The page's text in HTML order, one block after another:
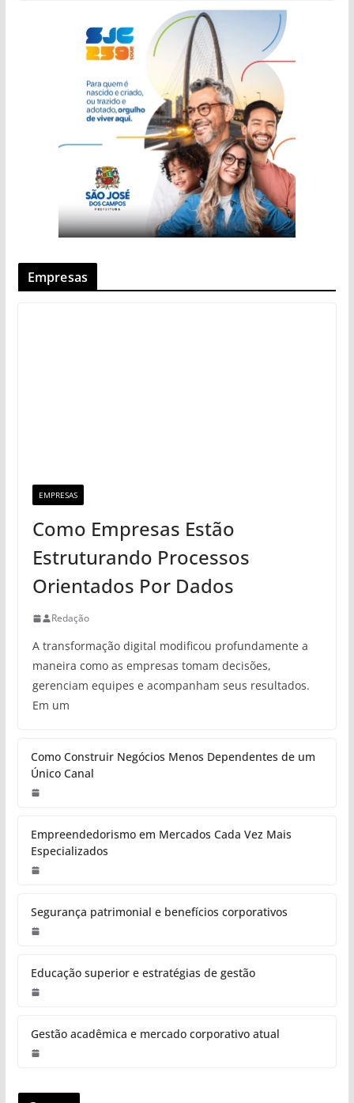
Empresas
EMPRESAS
Como Empresas Estão
Estruturando Processos
Orientados Por Dados
Redação
A transformação digital modificou profundamente a
maneira como as empresas tomam decisões,
gerenciam equipes e acompanham seus resultados.
Em um
Como Construir Negócios Menos Dependentes de um
Único Canal
Empreendedorismo em Mercados Cada Vez Mais
Especializados
Segurança patrimonial e benefícios corporativos
Educação superior e estratégias de gestão
Gestão acadêmica e mercado corporativo atual